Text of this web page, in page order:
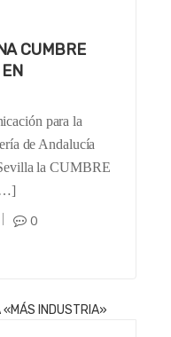
CUMBRE
para la
de Andalucía
la CUMBRE
0